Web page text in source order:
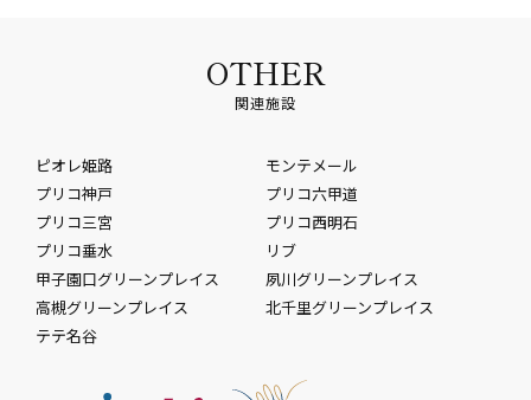
OTHER
関連施設
ピオレ姫路
モンテメール
プリコ神戸
プリコ六甲道
プリコ三宮
プリコ西明石
プリコ垂水
リブ
甲子園口グリーンプレイス
夙川グリーンプレイス
高槻グリーンプレイス
北千里グリーンプレイス
テテ名谷